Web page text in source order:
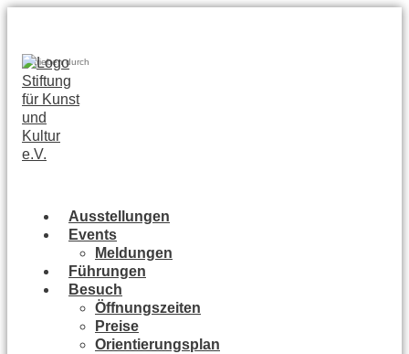
springen
Betrieben durch
Ausstellungen
Events
Meldungen
Führungen
Besuch
Öffnungszeiten
Preise
Orientierungsplan